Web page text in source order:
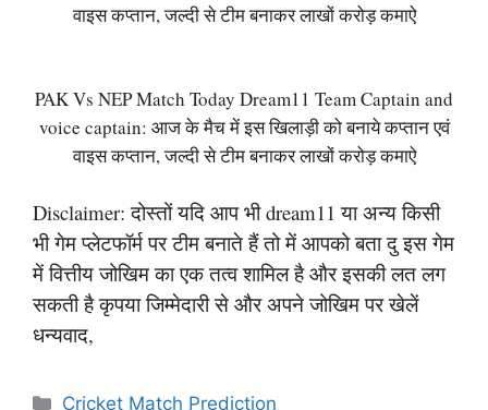
वाइस कप्तान, जल्दी से टीम बनाकर लाखों करोड़ कमाऐ
PAK Vs NEP Match Today Dream11 Team Captain and
voice captain: आज के मैच में इस खिलाड़ी को बनाये कप्तान एवं
वाइस कप्तान, जल्दी से टीम बनाकर लाखों करोड़ कमाऐ
Disclaimer: दोस्तों यदि आप भी dream11 या अन्य किसी
भी गेम प्लेटफॉर्म पर टीम बनाते हैं तो में आपको बता दु इस गेम
में वित्तीय जोखिम का एक तत्व शामिल है और इसकी लत लग
सकती है कृपया जिम्मेदारी से और अपने जोखिम पर खेलें
धन्यवाद,
Categories
Cricket Match Prediction